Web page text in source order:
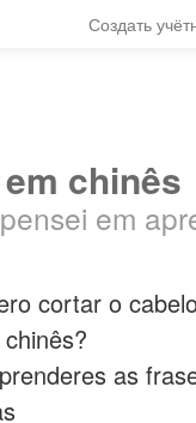
Создать
chinês
em
cortar o
as